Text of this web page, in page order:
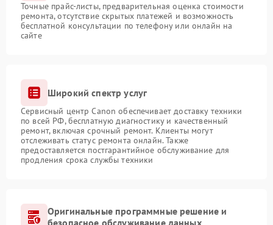
Точные прайс-листы, предварительная оценка стоимости
ремонта, отсутствие скрытых платежей и возможность
бесплатной консультации по телефону или онлайн на
сайте
Широкий спектр услуг
Сервисный центр Canon обеспечивает доставку техники
по всей РФ, бесплатную диагностику и качественный
ремонт, включая срочный ремонт. Клиенты могут
отслеживать статус ремонта онлайн. Также
предоставляется постгарантийное обслуживание для
продления срока службы техники
Оригинальные программные решение и
безопасное обслуживание данных